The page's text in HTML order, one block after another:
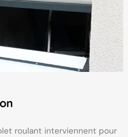
roulant interviennent pour